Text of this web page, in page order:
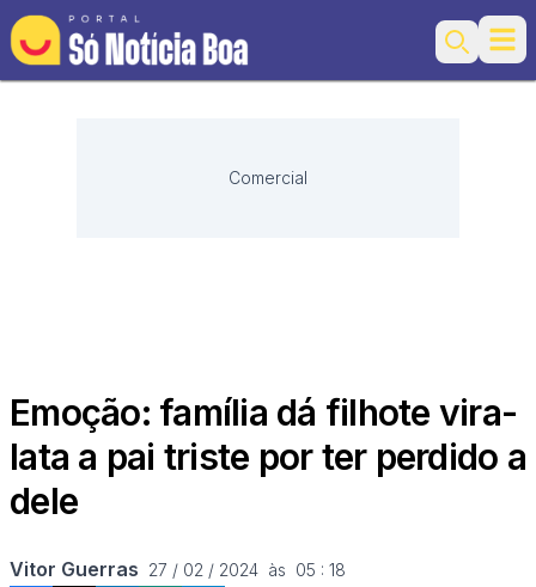
Search
Comercial
Emoção: família dá filhote vira-
lata a pai triste por ter perdido a
dele
Vitor Guerras 27 / 02 / 2024  às  05 : 18